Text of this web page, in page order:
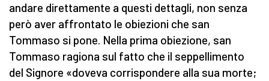
andare direttamente a questi dettagli, non senza
però aver affrontato le obiezioni che san
Tommaso si pone. Nella prima obiezione, san
Tommaso ragiona sul fatto che il seppellimento
del Signore «doveva corrispondere alla sua morte;